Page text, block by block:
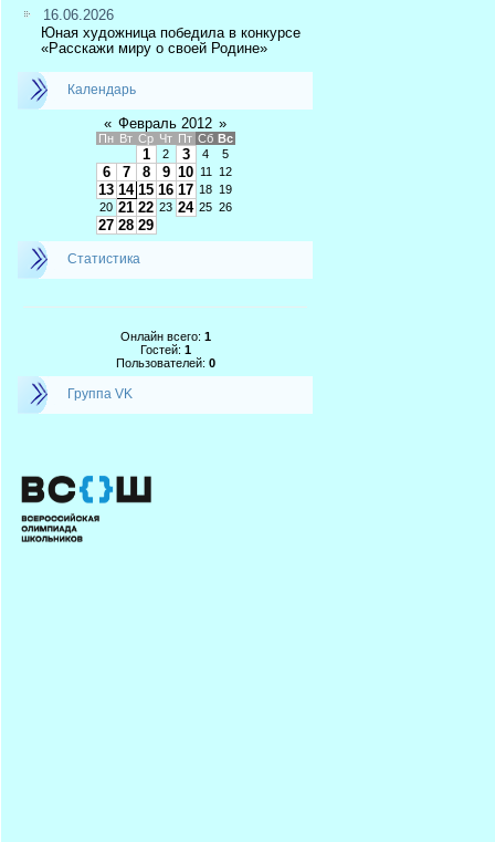
16.06.2026
Юная художница победила в конкурсе
«Расскажи миру о своей Родине»
Календарь
« Февраль 2012 »
Пн Вт Ср Чт Пт Сб Вс
1 2 3 4 5
6 7 8 9 10 11 12
13 14 15 16 17 18 19
20 21 22 23 24 25 26
27 28 29
Статистика
Онлайн всего: 1
Гостей: 1
Пользователей: 0
Группа VK